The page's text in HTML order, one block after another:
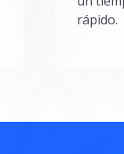
rápido.